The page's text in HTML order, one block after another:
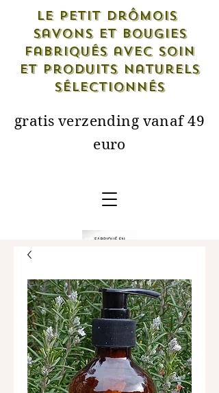
Le petit drômois
savons et bougies
fabriqués avec soin
et produits naturels
sélectionnés
gratis verzending vanaf 49
euro